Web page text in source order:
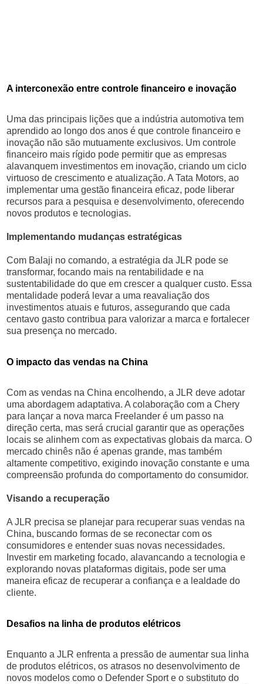
A interconexão entre controle financeiro e inovação
Uma das principais lições que a indústria automotiva tem
aprendido ao longo dos anos é que controle financeiro e
inovação não são mutuamente exclusivos. Um controle
financeiro mais rígido pode permitir que as empresas
alavanquem investimentos em inovação, criando um ciclo
virtuoso de crescimento e atualização. A Tata Motors, ao
implementar uma gestão financeira eficaz, pode liberar
recursos para a pesquisa e desenvolvimento, oferecendo
novos produtos e tecnologias.
Implementando mudanças estratégicas
Com Balaji no comando, a estratégia da JLR pode se
transformar, focando mais na rentabilidade e na
sustentabilidade do que em crescer a qualquer custo. Essa
mentalidade poderá levar a uma reavaliação dos
investimentos atuais e futuros, assegurando que cada
centavo gasto contribua para valorizar a marca e fortalecer
sua presença no mercado.
O impacto das vendas na China
Com as vendas na China encolhendo, a JLR deve adotar
uma abordagem adaptativa. A colaboração com a Chery
para lançar a nova marca Freelander é um passo na
direção certa, mas será crucial garantir que as operações
locais se alinhem com as expectativas globais da marca. O
mercado chinês não é apenas grande, mas também
altamente competitivo, exigindo inovação constante e uma
compreensão profunda do comportamento do consumidor.
Visando a recuperação
A JLR precisa se planejar para recuperar suas vendas na
China, buscando formas de se reconectar com os
consumidores e entender suas novas necessidades.
Investir em marketing focado, alavancando a tecnologia e
explorando novas plataformas digitais, pode ser uma
maneira eficaz de recuperar a confiança e a lealdade do
cliente.
Desafios na linha de produtos elétricos
Enquanto a JLR enfrenta a pressão de aumentar sua linha
de produtos elétricos, os atrasos no desenvolvimento de
novos modelos como o Defender Sport e o substituto do